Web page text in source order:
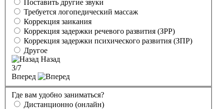
Поставить другие звуки
Требуется логопедический массаж
Коррекция заикания
Коррекция задержки речевого развития (ЗРР)
Коррекция задержки психического развития (ЗПР)
Другое
Назад
3/7
Вперед
Где вам удобно заниматься?
Дистанционно (онлайн)